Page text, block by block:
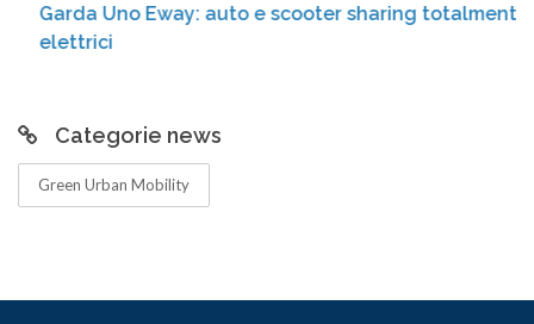
Garda Uno Eway: auto e scooter sharing totalmente
elettrici
Categorie news
Green Urban Mobility